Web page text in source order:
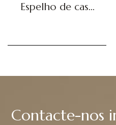
Espelho de casa
DBS-01
Contacte-nos